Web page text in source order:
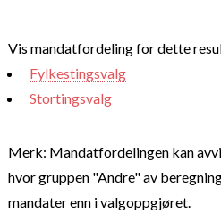
Vis mandatfordeling for dette
Fylkestingsvalg
Stortingsvalg
Merk: Mandatfordelingen kan
hvor gruppen "Andre" av
mandater enn i valgoppgjøret.